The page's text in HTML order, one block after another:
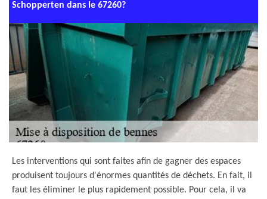
Schopperten dans le 67260?
Les interventions qui sont faites afin de gagner des espaces
produisent toujours d'énormes quantités de déchets. En fait, il
faut les éliminer le plus rapidement possible. Pour cela, il va